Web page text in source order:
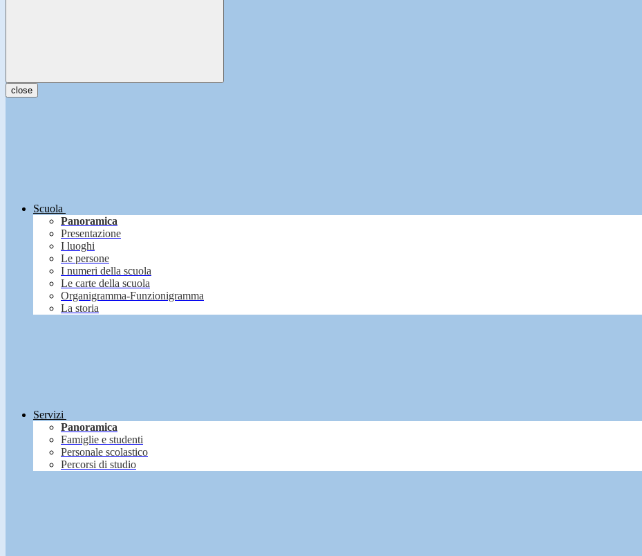
close
Scuola
Panoramica
Presentazione
I luoghi
Le persone
I numeri della scuola
Le carte della scuola
Organigramma-Funzionigramma
La storia
Servizi
Panoramica
Famiglie e studenti
Personale scolastico
Percorsi di studio